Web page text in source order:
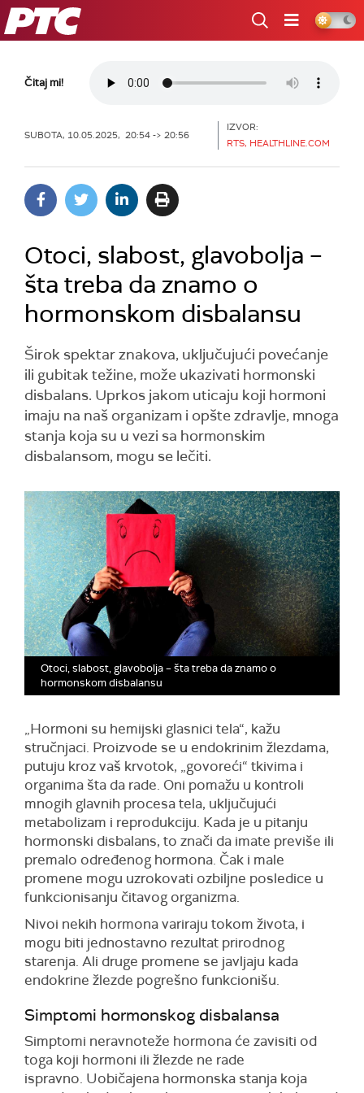
RTS
Čitaj mi!
SUBOTA, 10.05.2025, 20:54 -> 20:56
IZVOR:
RTS, HEALTHLINE.COM
Otoci, slabost, glavobolja –
šta treba da znamo o
hormonskom disbalansu
Širok spektar znakova, uključujući povećanje
ili gubitak težine, može ukazivati hormonski
disbalans. Uprkos jakom uticaju koji hormoni
imaju na naš organizam i opšte zdravlje, mnoga
stanja koja su u vezi sa hormonskim
disbalansom, mogu se lečiti.
Otoci, slabost, glavobolja – šta treba da znamo o
hormonskom disbalansu
„Hormoni su hemijski glasnici tela“, kažu
stručnjaci. Proizvode se u endokrinim žlezdama,
putuju kroz vaš krvotok, „govoreći“ tkivima i
organima šta da rade. Oni pomažu u kontroli
mnogih glavnih procesa tela, uključujući
metabolizam i reprodukciju. Kada je u pitanju
hormonski disbalans, to znači da imate previše ili
premalo određenog hormona. Čak i male
promene mogu uzrokovati ozbiljne posledice u
funkcionisanju čitavog organizma.
Nivoi nekih hormona variraju tokom života, i
mogu biti jednostavno rezultat prirodnog
starenja. Ali druge promene se javljaju kada
endokrine žlezde pogrešno funkcionišu.
Simptomi hormonskog disbalansa
Simptomi neravnoteže hormona će zavisiti od
toga koji hormoni ili žlezde ne rade
ispravno. Uobičajena hormonska stanja koja